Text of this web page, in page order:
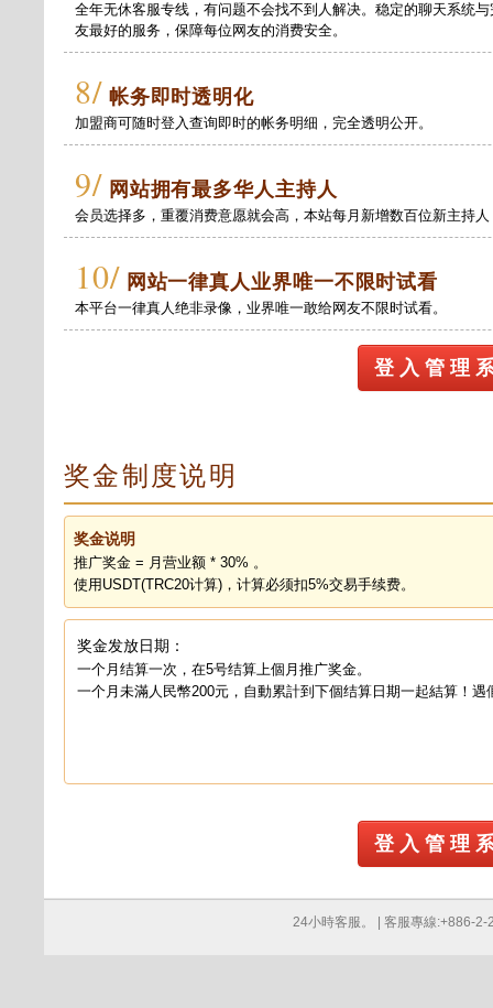
全年无休客服专线，有问题不会找不到人解决。稳定的聊天系统
友最好的服务，保障每位网友的消费安全。
8/ 帐务即时透明化
加盟商可随时登入查询即时的帐务明细，完全透明公开。
9/ 网站拥有最多华人主持人
会员选择多，重覆消费意愿就会高，本站每月新增数百位新主持
10/ 网站一律真人业界唯一不限时试看
本平台一律真人绝非录像，业界唯一敢给网友不限时试看。
登 入 管 理
奖金制度说明
奖金说明
推广奖金 = 月营业额 * 30% 。
使用USDT(TRC20计算)，计算必须扣5%交易手续费。
奖金发放日期：
一个月结算一次，在5号结算上個月推广奖金。
一个月未滿人民幣200元，自動累計到下個结算日期一起結算！遇
登 入 管 理
24小時客服。 | 客服專線:+886-